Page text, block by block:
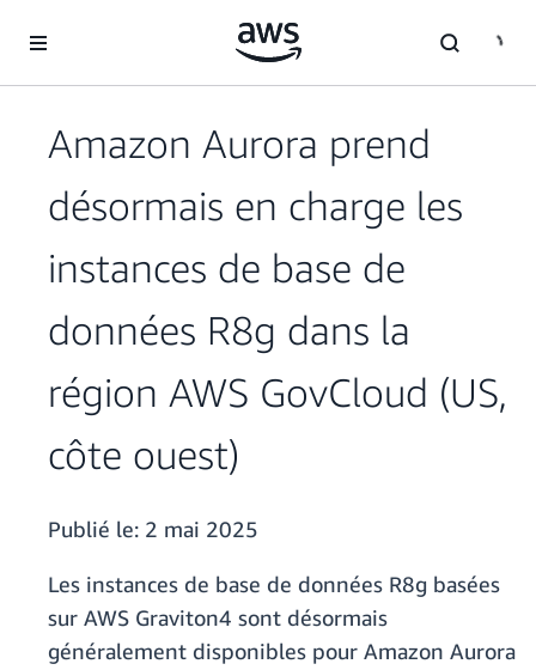
Amazon Aurora prend
désormais en charge les
instances de base de
données R8g dans la
région AWS GovCloud (US,
côte ouest)
Publié le: 2 mai 2025
Les instances de base de données R8g basées
sur AWS Graviton4 sont désormais
généralement disponibles pour Amazon Aurora